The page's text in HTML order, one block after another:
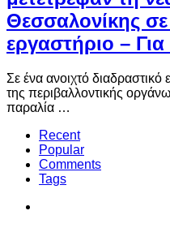
Θεσσαλονίκης
εργαστήριο –
Σε ένα ανοιχτό διαδραστικό
της περιβαλλοντικής
παραλία …
Recent
Popular
Comments
Tags